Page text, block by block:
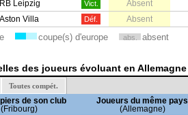
RB Leipzig Vict.
Absent
Aston Villa Déf. Absent
coupe(s) d'europe abs. absent
des joueurs évoluant en Allemagne
Toutes compét.
de son club
(Fribourg)
Joueurs du même pays
(Allemagne)